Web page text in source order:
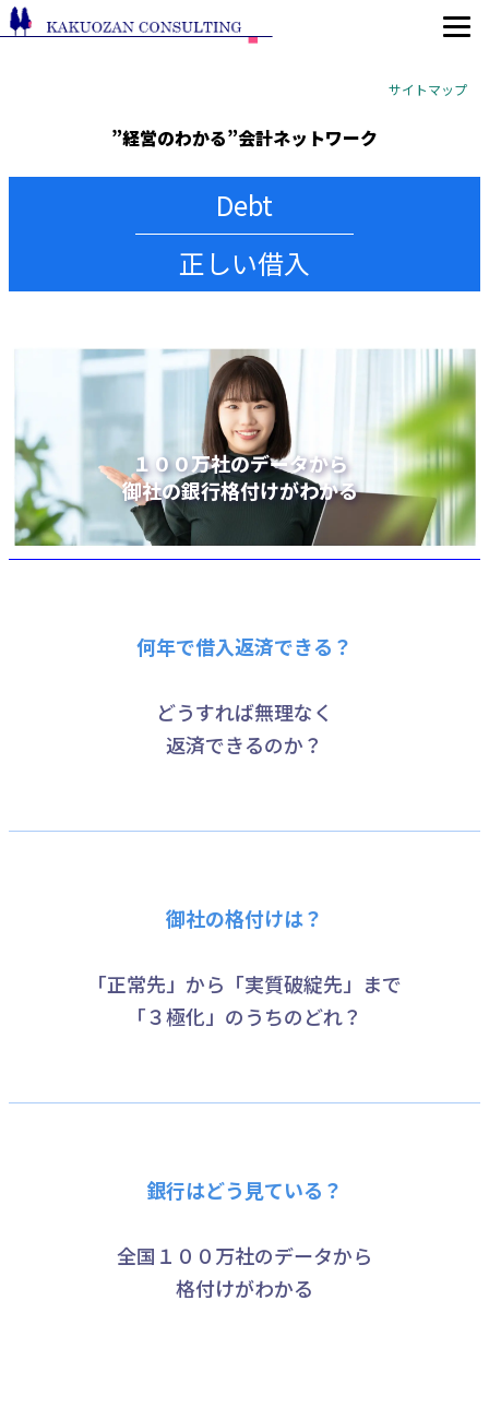
サイトマップ
”経営のわかる”会計ネットワーク
Debt
正しい借入
１００万社のデータから
御社の銀行格付けがわかる
何年で借入返済できる？
どうすれば無理なく
返済できるのか？
御社の格付けは？
「正常先」から「実質破綻先」まで
「３極化」のうちのどれ？
銀行はどう見ている？
全国１００万社のデータから
格付けがわかる